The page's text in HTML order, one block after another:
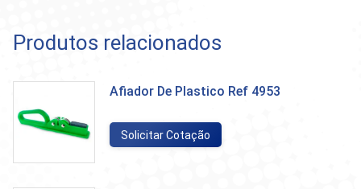
Produtos relacionados
Afiador De Plastico Ref 4953
Solicitar Cotação